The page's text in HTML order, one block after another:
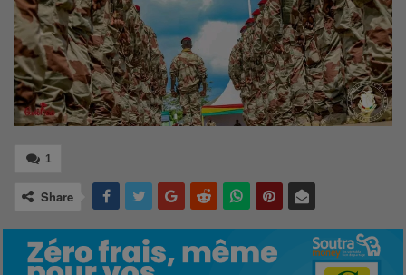
1
Share